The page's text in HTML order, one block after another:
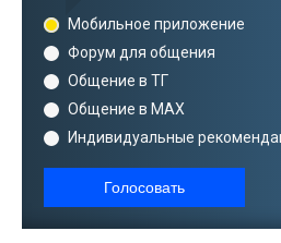
Мобильное приложение
Форум для общения
Общение в ТГ
Общение в MAX
Индивидуальные
Голосовать